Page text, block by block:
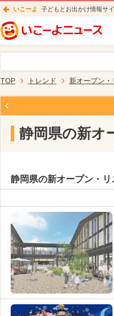
いこーよ 子どもとお出かけ情報サ
TOP トレンド 新オープン
静岡県の新オ
静岡県の新オープン・